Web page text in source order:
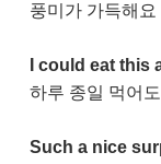
풍미가 가득해요
I could eat this
하루 종일 먹어
Such a nice